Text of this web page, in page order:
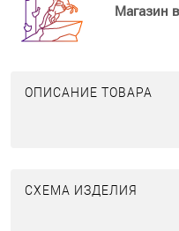
Магазин
ОПИСАНИЕ ТОВАРА
СХЕМА ИЗДЕЛИЯ